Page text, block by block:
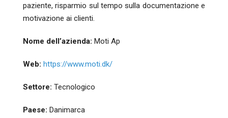
paziente, risparmio sul tempo sulla documentazione e
motivazione ai clienti.
Nome dell’azienda: Moti Ap
Web: https://www.moti.dk/
Settore: Tecnologico
Paese: Danimarca